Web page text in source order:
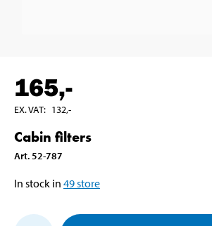
165,-
EX. VAT: 132,-
Cabin filters
Art. 52-787
In stock in 49store